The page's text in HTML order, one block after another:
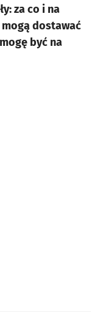
za co i na
dostawać
być na